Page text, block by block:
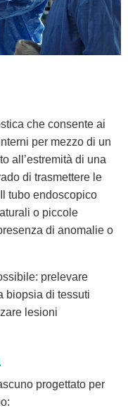
che consente ai
per mezzo di un
all’estremità di una
di trasmettere le
tubo endoscopico
o piccole
di anomalie o
prelevare
biopsia di tessuti
lesioni
progettato per